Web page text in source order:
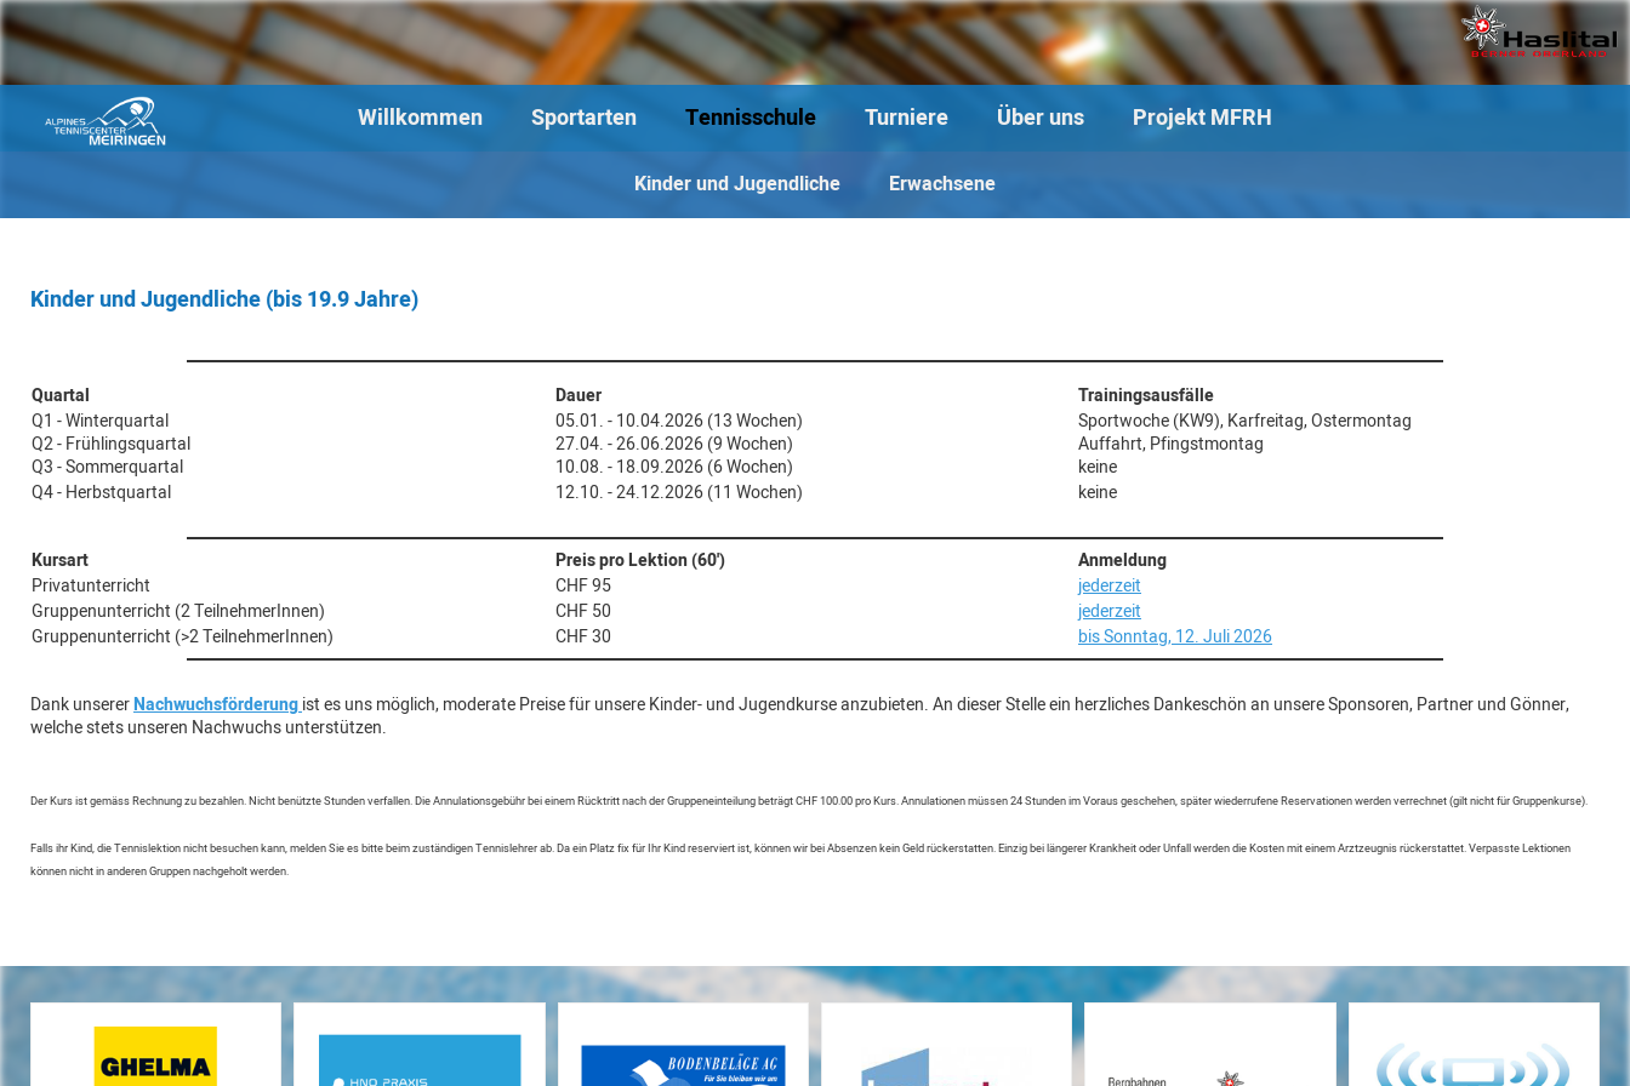
Willkommen Sportarten Tennisschule Turniere Über uns Projekt MFRH
Kinder und Jugendliche Erwachsene
Kinder und Jugendliche (bis 19.9 Jahre)
Quartal Dauer
Trainingsausfälle
Q1 - Winterquartal
Q2 - Frühlingsquartal
Q3 - Sommerquartal
05.01. - 10.04.2026 (13 Wochen)
27.04. - 26.06.2026 (9 Wochen)
10.08. - 18.09.2026 (6 Wochen)
Sportwoche (KW9), Karfreitag, Ostermontag
Auffahrt, Pfingstmontag
keine
Q4 - Herbstquartal
12.10. - 24.12.2026 (11 Wochen) keine
Kursart Preis pro Lektion (60')
Anmeldung
Privatunterricht
CHF 95
jederzeit
Gruppenunterricht (2 TeilnehmerInnen)
CHF 50
jederzeit
Gruppenunterricht (>2 TeilnehmerInnen)
CHF 30 bis Sonntag, 12. Juli 2026
Dank unsererNachwuchsförderungist es uns möglich, moderate Preise für unsere Kinder- und Jugendkurse anzubieten. An dieser Stelle ein herzliches Dankeschön an unsere Sponsoren, Partner und Gönner,
welche stets unseren Nachwuchs unterstützen.
Der Kurs ist gemäss Rechnung zu bezahlen. Nicht benützte Stunden verfallen. Die Annulationsgebühr bei einem Rücktritt nach der Gruppeneinteilung beträgt CHF 100.00 pro Kurs. Annulationen müssen 24 Stunden im Voraus geschehen, später wiederrufene Reservationen werden verrechnet (gilt nicht für Gruppenkurse).
Falls ihr Kind, die Tennislektion nicht besuchen kann, melden Sie es bitte beim zuständigen Tennislehrer ab. Da ein Platz fix für Ihr Kind reserviert ist, können wir bei Absenzen kein Geld rückerstatten. Einzig bei längerer Krankheit oder Unfall werden die Kosten mit einem Arztzeugnis rückerstattet. Verpasste Lektionen
können nicht in anderen Gruppen nachgeholt werden.